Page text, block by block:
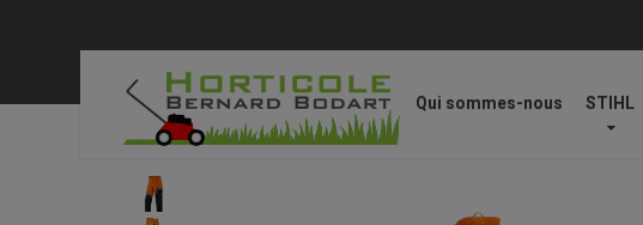
Qui sommes-nous STIHL
Accueil/ STIHL Accessoires/Équipements de protection individuelle